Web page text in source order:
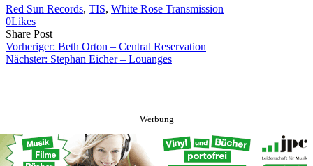
Red Sun Records, TIS, White Rose Transmission
0Likes
Share PostShare
on
Facebook
Copy
URL
to
Send
Link
via
Vorheriger: Beth Orton – Central Reservation
Nächster: Stephan Eicher – Louanges
Werbung